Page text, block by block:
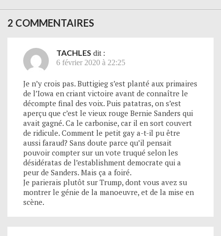
2 COMMENTAIRES
TACHLES dit :
6 février 2020 à 22:25
Je n’y crois pas. Buttigieg s’est planté aux primaires
de l’Iowa en criant victoire avant de connaître le
décompte final des voix. Puis patatras, on s’est
aperçu que c’est le vieux rouge Bernie Sanders qui
avait gagné. Ca le carbonise, car il en sort couvert
de ridicule. Comment le petit gay a-t-il pu être
aussi faraud? Sans doute parce qu’il pensait
pouvoir compter sur un vote truqué selon les
désidératas de l’establishment democrate qui a
peur de Sanders. Mais ça a foiré.
Je parierais plutôt sur Trump, dont vous avez su
montrer le génie de la manoeuvre, et de la mise en
scène.